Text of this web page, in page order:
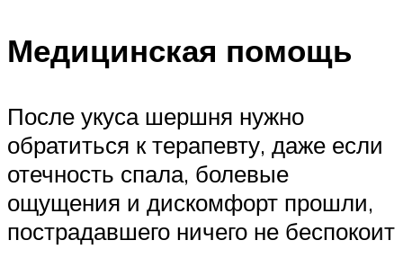
Медицинская помощь
После укуса шершня нужно
обратиться к терапевту, даже если
отечность спала, болевые
ощущения и дискомфорт прошли,
пострадавшего ничего не беспокоит